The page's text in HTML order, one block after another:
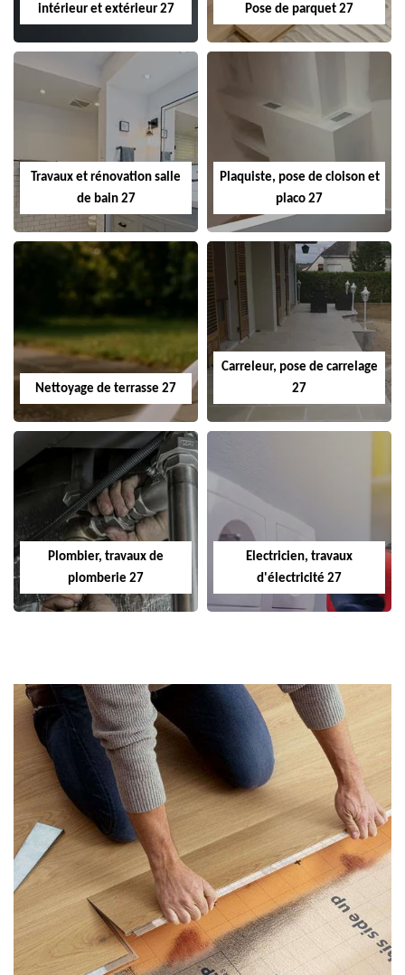
intérieur et extérieur 27
Pose de parquet 27
Travaux et rénovation salle
de bain 27
Plaquiste, pose de cloison et
placo 27
Nettoyage de terrasse 27
Carreleur, pose de carrelage
27
Plombier, travaux de
plomberie 27
Electricien, travaux
d'électricité 27